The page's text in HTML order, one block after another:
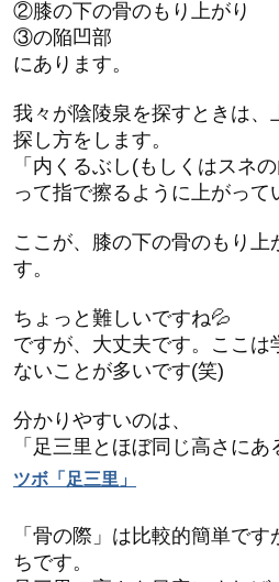
②膝の下の骨のもり上がり
③の陥凹部
にあります。
我々が陰陵泉を探すときは、
探し方をします。
「内くるぶし(もしくはスネ
って指で擦るように上がって
ここが、膝の下の骨のもり上
す。
ちょっと難しいですね💦
ですが、大丈夫です。ここは
ないことが多いです(笑)
分かりやすいのは、
「足三里とほぼ同じ高さにあ
ツボ「足三里」
「骨の際」は比較的簡単で
ちです。